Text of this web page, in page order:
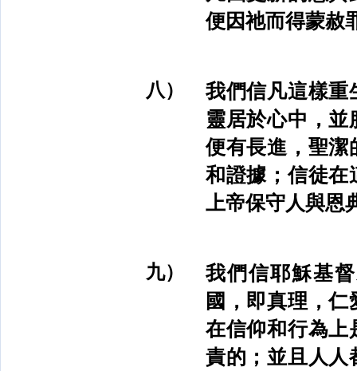
便因祂而得蒙赦
八）
我們信凡這樣重
靈居於心中，
便有長進，聖潔
和證據；信徒在
上帝保守人與恩
九）
我們信耶穌基
國，即真理，
在信仰和行為上
責的；並且人人